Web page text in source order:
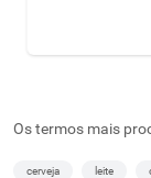
Os termos mais
cerveja leite